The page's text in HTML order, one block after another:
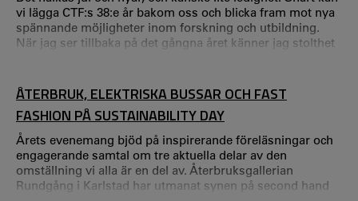
lösningar som du p
vi lägga CTF:s 38:e år bakom oss och blicka fram mot nya
spännande möjligheter inom forskning och utbildning.
När jag ser tillbaka på det gångna året känner jag stolthet
utmanande tid.
ÅTERBRUK, ELEKTRISKA BUSSAR OCH FAST
FASHION PÅ SUSTAINABILITY DAY
Årets evenemang bjöd på inspirerande föreläsningar och
engagerande samtal om tre aktuella delar av den
omställning vi alla är en del av. Återbruksgallerian
Rundgång i Karlstad har utmanat synen på second hand